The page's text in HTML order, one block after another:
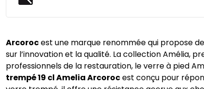
Arcorocest une marque renommée qui propose
sur l’innovation et la qualité. La collection Amélia,
professionnels de la restauration, le verre à pied
trempé 19 cl Amelia Arcorocest conçu pour